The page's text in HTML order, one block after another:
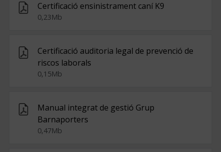
Certificació ensinistrament caní K9
0,23Mb
Certificació auditoria legal de prevenció de
riscos laborals
0,15Mb
Manual integrat de gestió Grup
Barnaporters
0,47Mb